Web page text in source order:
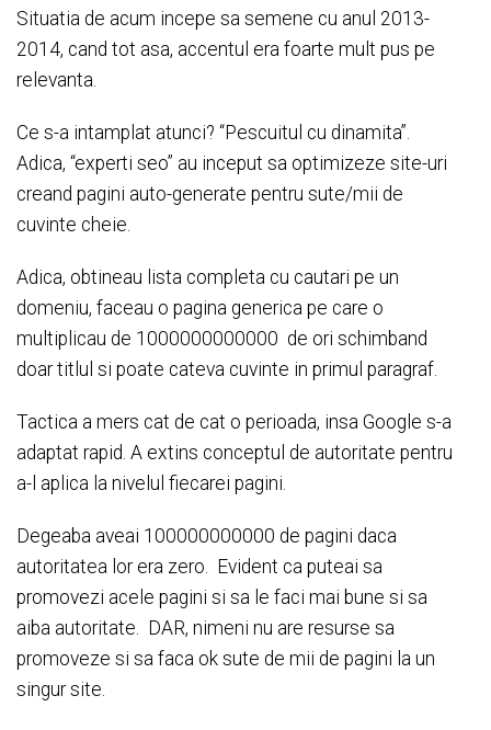
Situatia de acum incepe sa semene cu anul 2013-
2014, cand tot asa, accentul era foarte mult pus pe
relevanta.
Ce s-a intamplat atunci? “Pescuitul cu dinamita”.
Adica, “experti seo” au inceput sa optimizeze site-uri
creand pagini auto-generate pentru sute/mii de
cuvinte cheie.
Adica, obtineau lista completa cu cautari pe un
domeniu, faceau o pagina generica pe care o
multiplicau de 1000000000000 de ori schimband
doar titlul si poate cateva cuvinte in primul paragraf.
Tactica a mers cat de cat o perioada, insa Google s-a
adaptat rapid. A extins conceptul de autoritate pentru
a-l aplica la nivelul fiecarei pagini.
Degeaba aveai 100000000000 de pagini daca
autoritatea lor era zero. Evident ca puteai sa
promovezi acele pagini si sa le faci mai bune si sa
aiba autoritate. DAR, nimeni nu are resurse sa
promoveze si sa faca ok sute de mii de pagini la un
singur site.